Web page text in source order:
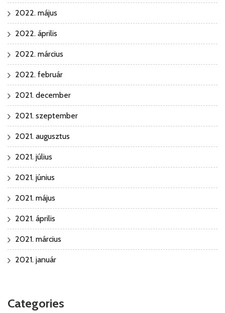
2022. május
2022. április
2022. március
2022. február
2021. december
2021. szeptember
2021. augusztus
2021. július
2021. június
2021. május
2021. április
2021. március
2021. január
Categories